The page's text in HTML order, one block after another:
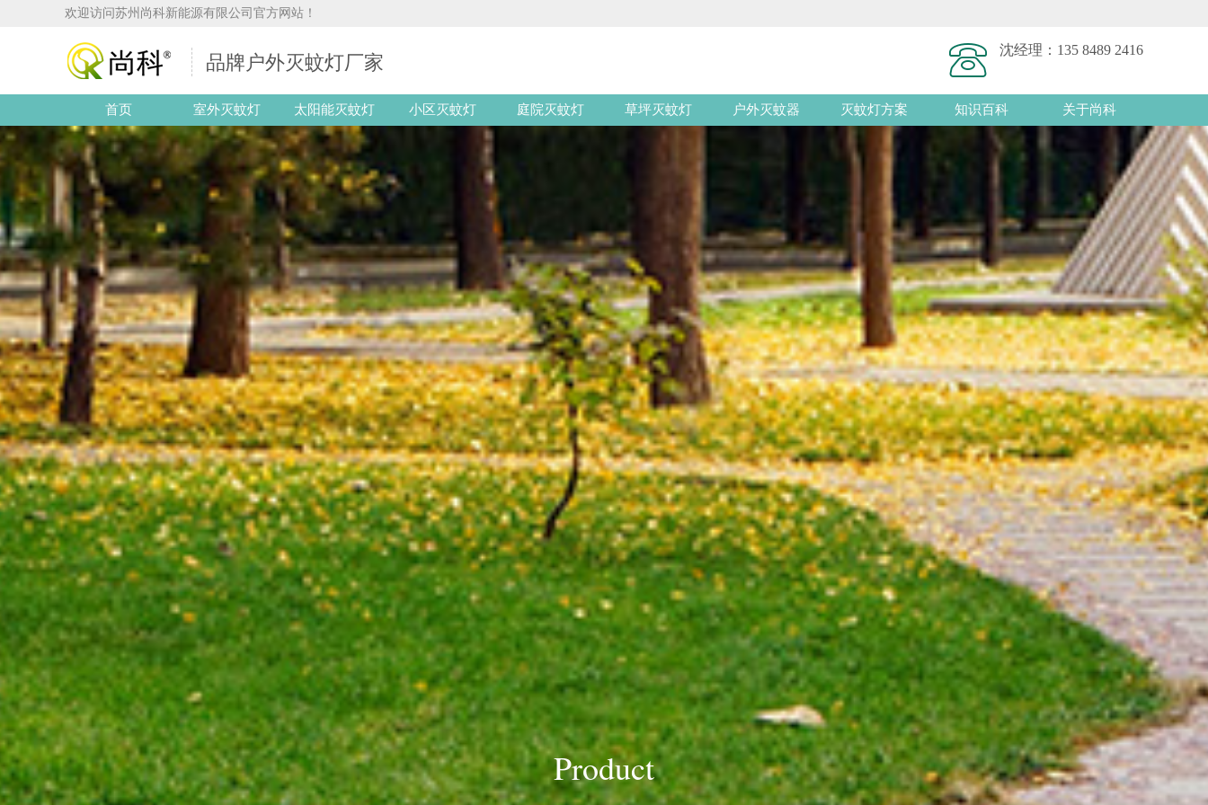
欢迎访问苏州尚科新能源有限公司官方网站！
品牌户外灭蚊灯厂家
沈经理： 135 8489 2416
首页 室外灭蚊灯 太阳能灭蚊灯 小区灭蚊灯 庭院灭蚊灯 草坪灭蚊灯 户外灭蚊器 灭蚊灯方案 知识百科 关于尚科
Product